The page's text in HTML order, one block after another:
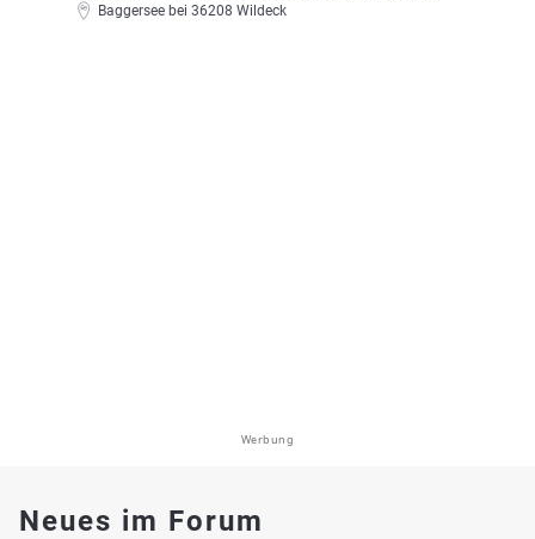
Baggersee bei 36208 Wildeck
Werbung
Neues im Forum